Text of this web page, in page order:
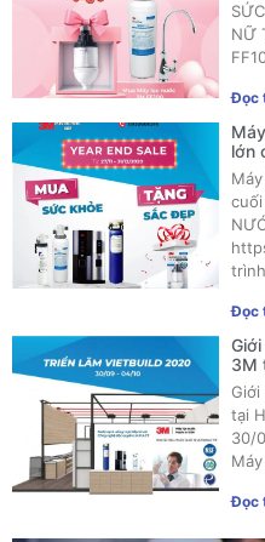
NỮ
Đọc
lớn
cuối
Đọc
3M
Giới
tại
30/
Đọc